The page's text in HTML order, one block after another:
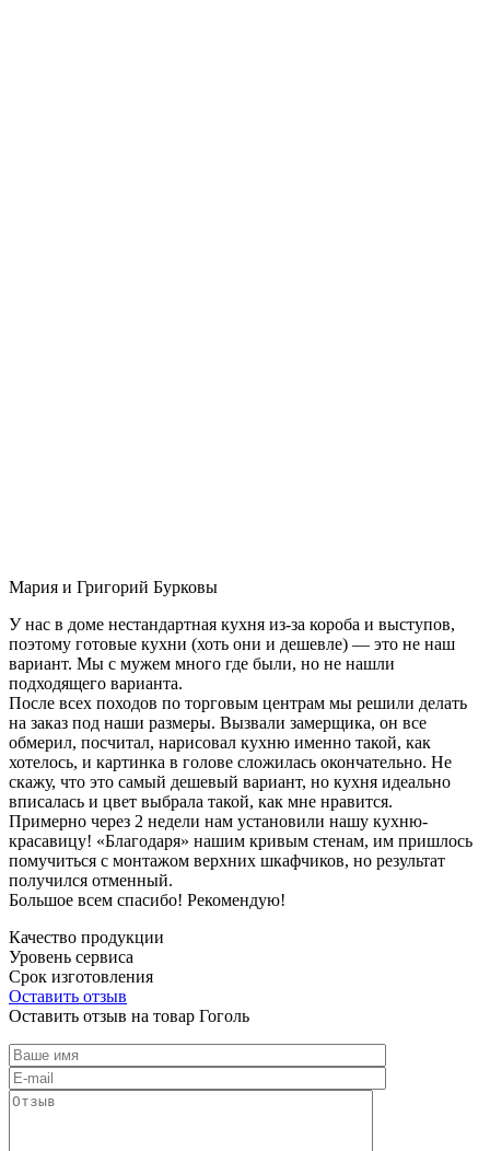
Мария и Григорий Бурковы
У нас в доме нестандартная кухня из-за короба и выступов,
поэтому готовые кухни (хоть они и дешевле) — это не наш
вариант. Мы с мужем много где были, но не нашли
подходящего варианта.
После всех походов по торговым центрам мы решили делать
на заказ под наши размеры. Вызвали замерщика, он все
обмерил, посчитал, нарисовал кухню именно такой, как
хотелось, и картинка в голове сложилась окончательно. Не
скажу, что это самый дешевый вариант, но кухня идеально
вписалась и цвет выбрала такой, как мне нравится.
Примерно через 2 недели нам установили нашу кухню-
красавицу! «Благодаря» нашим кривым стенам, им пришлось
помучиться с монтажом верхних шкафчиков, но результат
получился отменный.
Большое всем спасибо! Рекомендую!
Качество продукции
Уровень сервиса
Срок изготовления
Оставить отзыв
Оставить отзыв на товар Гоголь